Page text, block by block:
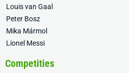
Louis van Gaal
Peter Bosz
Mika Mármol
Lionel Messi
Competities